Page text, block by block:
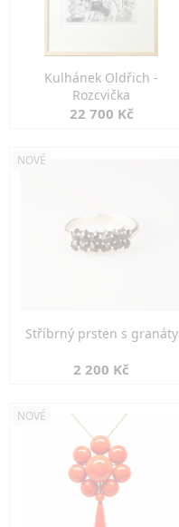
Kulhánek Oldřich -
Rozcvička
22 700 Kč
NOVÉ
Stříbrný prsten s granáty
2 200 Kč
NOVÉ